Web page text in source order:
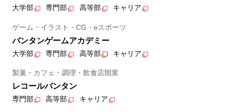
大学部 専門部 高等部 キャリア
ゲーム・イラスト・CG・eスポーツ
バンタンゲームアカデミー
大学部 専門部 高等部 キャリア
製菓・カフェ・調理・飲食店開業
レコールバンタン
専門部 高等部 キャリア